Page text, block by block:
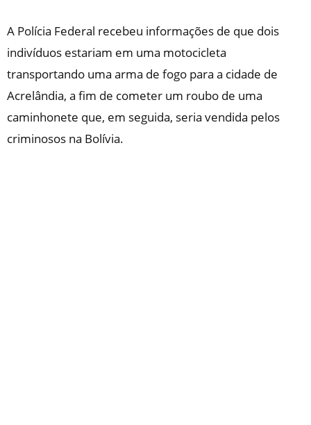
A Polícia Federal recebeu informações de que dois
indivíduos estariam em uma motocicleta
transportando uma arma de fogo para a cidade de
Acrelândia, a fim de cometer um roubo de uma
caminhonete que, em seguida, seria vendida pelos
criminosos na Bolívia.